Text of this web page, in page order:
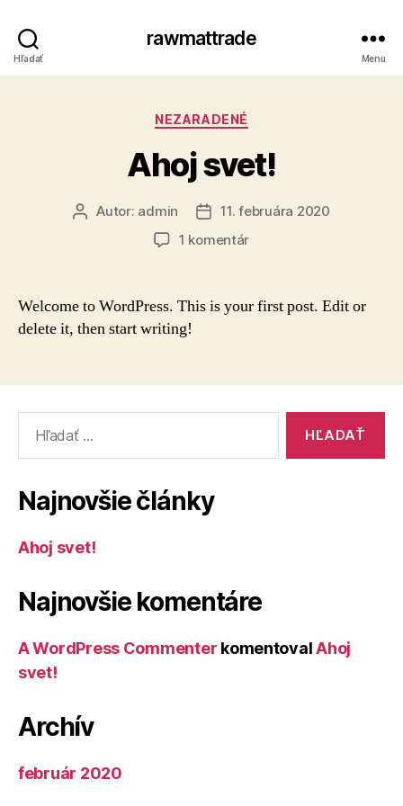
Hľadať
rawmattrade
Menu
Kategórie
NEZARADENÉ
Ahoj svet!
AutorAutor: admin
Dátum
článku
11. februára 2020
1 komentárna
Welcome to WordPress. This is your first post. Edit or
delete it, then start writing!
Najnovšie články
Ahoj svet!
Najnovšie komentáre
A WordPress Commenter komentovalAhoj
svet!
Archív
február 2020